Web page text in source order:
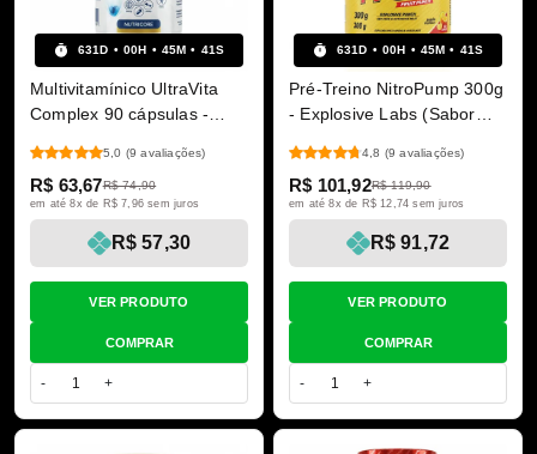
631D 00H 45M 40S
Multivitamínico UltraVita
Complex 90 cápsulas -
5,0 (9 avaliações)
R$ 63,67R$ 74,90
R$ 57,30
em até 8x de R$ 7,96 sem juros
VER PRODUTO
COMPRAR
- +
631D 00H 45M 40S
Pré-Treino NitroPump 300g
- Explosive Labs (Sabor
4,8 (9 avaliações)
R$ 101,92R$ 119,90
R$ 91,72
em até 8x de R$ 12,74 sem juros
VER PRODUTO
COMPRAR
- +